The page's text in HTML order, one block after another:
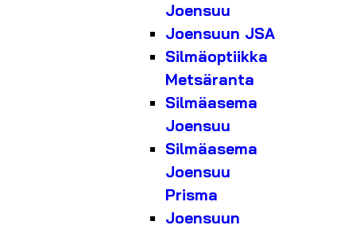
Joensuu
Joensuun JSA
Silmäoptiikka
Metsäranta
Silmäasema
Joensuu
Silmäasema
Joensuu
Prisma
Joensuun